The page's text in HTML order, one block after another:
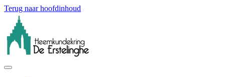
Terug naar hoofdinhoud